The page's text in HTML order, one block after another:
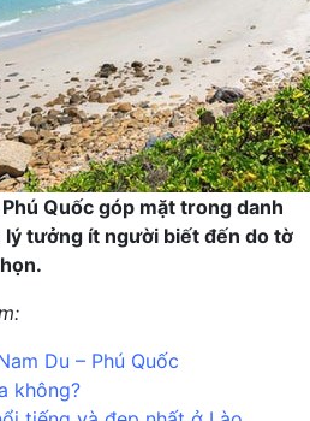
Quốc góp mặt trong danh
tưởng ít người biết đến do tờ
Du – Phú Quốc
không?